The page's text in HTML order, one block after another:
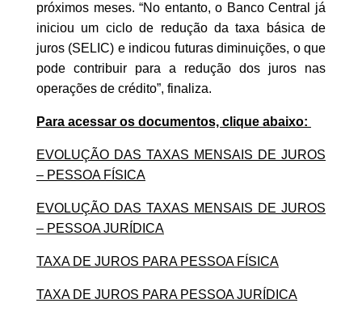
próximos meses. “No entanto, o Banco Central já
iniciou um ciclo de redução da taxa básica de
juros (SELIC) e indicou futuras diminuições, o que
pode contribuir para a redução dos juros nas
operações de crédito”, finaliza.
Para acessar os documentos, clique abaixo:
EVOLUÇÃO DAS TAXAS MENSAIS DE JUROS
– PESSOA FÍSICA
EVOLUÇÃO DAS TAXAS MENSAIS DE JUROS
– PESSOA JURÍDICA
TAXA DE JUROS PARA PESSOA FÍSICA
TAXA DE JUROS PARA PESSOA JURÍDICA